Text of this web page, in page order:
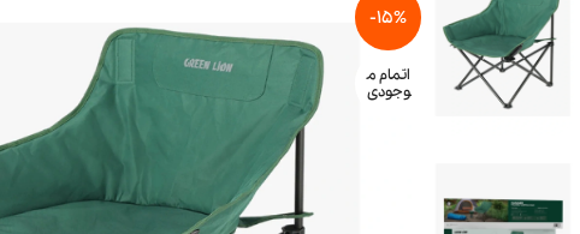
-15%
اتمام م
وجودی